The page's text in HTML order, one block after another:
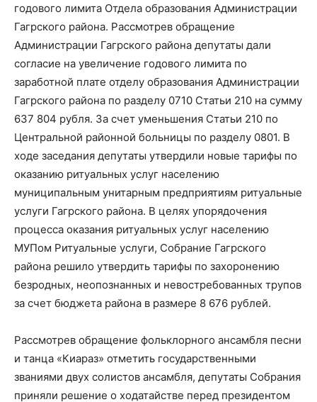
годового лимита Отдела образования Администрации
Гагрского района. Рассмотрев обращение
Администрации Гагрского района депутаты дали
согласие на увеличение годового лимита по
заработной плате отделу образования Администрации
Гагрского района по разделу 0710 Статьи 210 на сумму
637 804 рубля. За счет уменьшения Статьи 210 по
Центральной районной больницы по разделу 0801. В
ходе заседания депутаты утвердили новые тарифы по
оказанию ритуальных услуг населению
муниципальным унитарным предприятиям ритуальные
услуги Гагрского района. В целях упорядочения
процесса оказания ритуальных услуг населению
МУПом Ритуальные услуги, Собрание Гагрского
района решило утвердить тарифы по захоронению
безродных, неопознанных и невостребованных трупов
за счет бюджета района в размере 8 676 рублей.
Рассмотрев обращение фольклорного ансамбля песни
и танца «Киараз» отметить государственными
званиями двух солистов ансамбля, депутаты Собрания
приняли решение о ходатайстве перед президентом